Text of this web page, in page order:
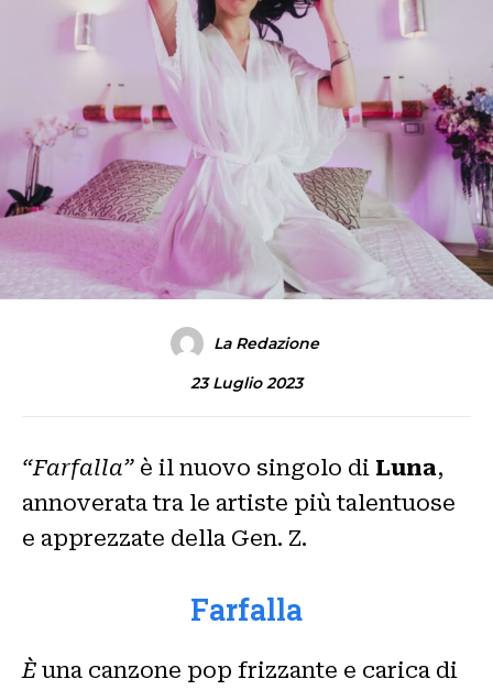
La Redazione
23 Luglio 2023
“Farfalla” è il nuovo singolo di Luna,
annoverata tra le artiste più talentuose
e apprezzate della Gen. Z.
Farfalla
È una canzone pop frizzante e carica di